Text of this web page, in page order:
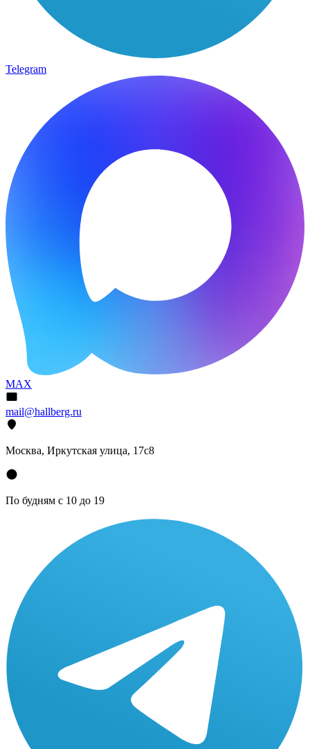
Telegram
MAX
mail@hallberg.ru
Москва, Иркутская улица, 17с8
По будням с 10 до 19